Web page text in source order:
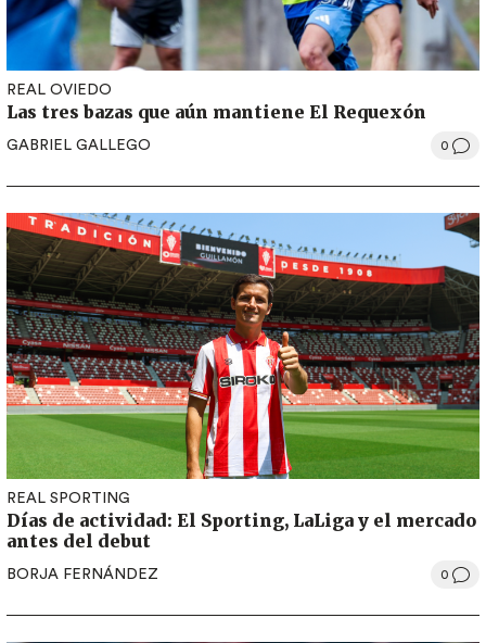
REAL OVIEDO
Las tres bazas que aún mantiene El Requexón
GABRIEL GALLEGO 0
REAL SPORTING
Días de actividad: El Sporting, LaLiga y el mercado
antes del debut
BORJA FERNÁNDEZ 0